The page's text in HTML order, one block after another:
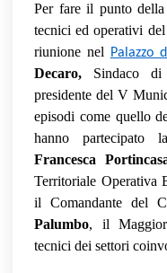
Per fare il punto
tecnici ed operativi
riunione nel
Palazzo
Decaro, Sindaco
presidente del V
episodi come quello
hanno partecipato
Francesca
Territoriale
il Comandante del
Palumbo, il
tecnici dei settori